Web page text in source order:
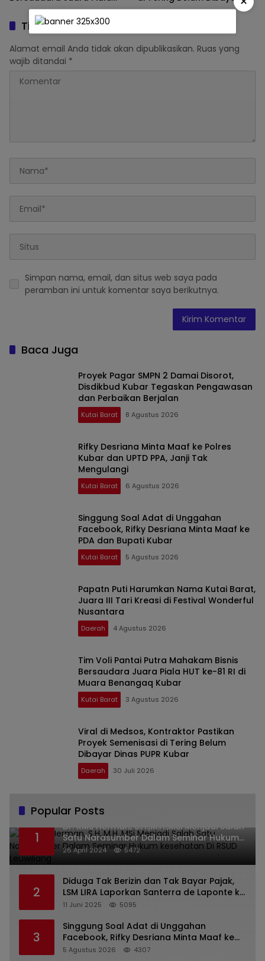
HUT ke-81 RI di Muara
Benangaq Kubar
Dinas PUPR Kubar
Tinggalkan Balasan
Alamat email Anda tidak akan dipublikasikan. Ruas yang
wajib ditandai *
Simpan nama, email, dan situs web saya pada
peramban ini untuk komentar saya berikutnya.
Baca Juga
Proyek Pagar SMPN 2 Damai Disorot,
Disdikbud Kubar Tegaskan Pengawasan
dan Perbaikan Berjalan
Kutai Barat 8 Agustus 2026
Rifky Desriana Minta Maaf ke Polres
Kubar dan UPTD PPA, Janji Tak
Mengulangi
Kutai Barat 6 Agustus 2026
Singgung Soal Adat di Unggahan
Facebook, Rifky Desriana Minta Maaf ke
PDA dan Bupati Kubar
Kutai Barat 5 Agustus 2026
Papatn Puti Harumkan Nama Kutai Barat,
Juara III Tari Kreasi di Festival Wonderful
Nusantara
Daerah 4 Agustus 2026
Tim Voli Pantai Putra Mahakam Bisnis
Bersaudara Juara Piala HUT ke-81 RI di
Muara Benangaq Kubar
Kutai Barat 3 Agustus 2026
Viral di Medsos, Kontraktor Pastikan
Proyek Semenisasi di Tering Belum
Dibayar Dinas PUPR Kubar
Daerah 30 Juli 2026
Popular Posts
1
Dr. KMS Herman, S.H.,M.H.,MSi Menjadi Salah
Satu Narasumber Dalam Seminar Hukum
kesehatan Di RSUD Leuwiliang
26 April 2024 5472
2
Diduga Tak Berizin dan Tak Bayar Pajak,
LSM LIRA Laporkan Santerra de Laponte ke
Kejaksaan Kota Batu
11 Juni 2025 5095
3
Singgung Soal Adat di Unggahan
Facebook, Rifky Desriana Minta Maaf ke
PDA dan Bupati Kubar
5 Agustus 2026 4307